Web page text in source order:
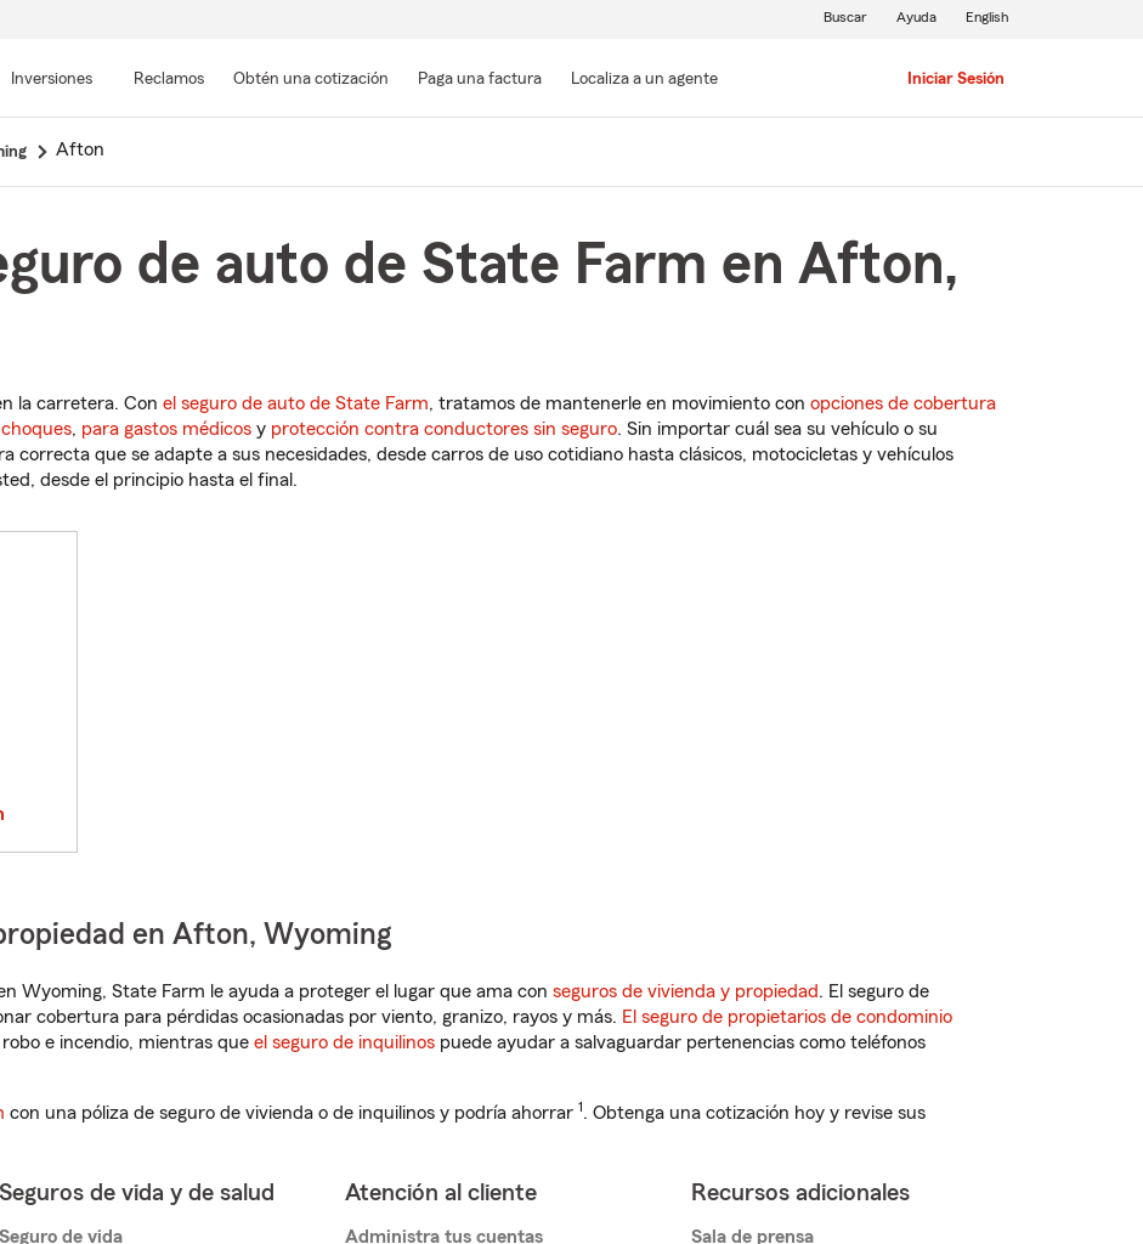
contenido
Inversiones Reclamos Obtén una cotización Paga una factura Localiza a un agente Iniciar Sesión
Buscar Ayuda English
Afton
de auto de State Farm en Afton,
la carretera. Con el seguro de auto de State Farm, tratamos de mantenerle en movimiento con opciones de cobertura
, para gastos médicos y protección contra conductores sin seguro. Sin importar cuál sea su vehículo o su
correcta que se adapte a sus necesidades, desde carros de uso cotidiano hasta clásicos, motocicletas y vehículos
desde el principio hasta el final.
en Afton, Wyoming
Wyoming, State Farm le ayuda a proteger el lugar que ama con seguros de vivienda y propiedad. El seguro de
cobertura para pérdidas ocasionadas por viento, granizo, rayos y más. El seguro de propietarios de condominio
e incendio, mientras que el seguro de inquilinos puede ayudar a salvaguardar pertenencias como teléfonos
con una póliza de seguro de vivienda o de inquilinos y podría ahorrar 1. Obtenga una cotización hoy y revise sus
Seguros de vida y de salud
Seguro de vida
Atención al cliente
Administra tus cuentas
Recursos adicionales
Sala de prensa